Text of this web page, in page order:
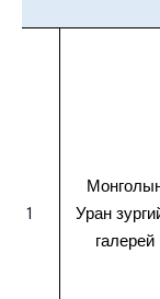
1
Уран
галерей